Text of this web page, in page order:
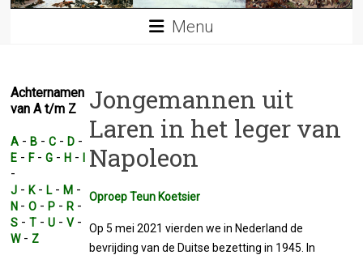
Menu
Jongemannen uit
Laren in het leger van
Napoleon
Oproep Teun Koetsier
Op 5 mei 2021 vierden we in Nederland de
bevrijding van de Duitse bezetting in 1945. In
Achternamen
van A t/m Z
A -B -C -D -
E -F-G -H -
-
J -K-L-M -
N -O -P -R -
S -T -U -V-
W- Z